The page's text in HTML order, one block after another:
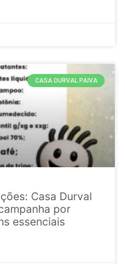
CASA DURVAL PAIVA
Casa Durval
por
essenciais